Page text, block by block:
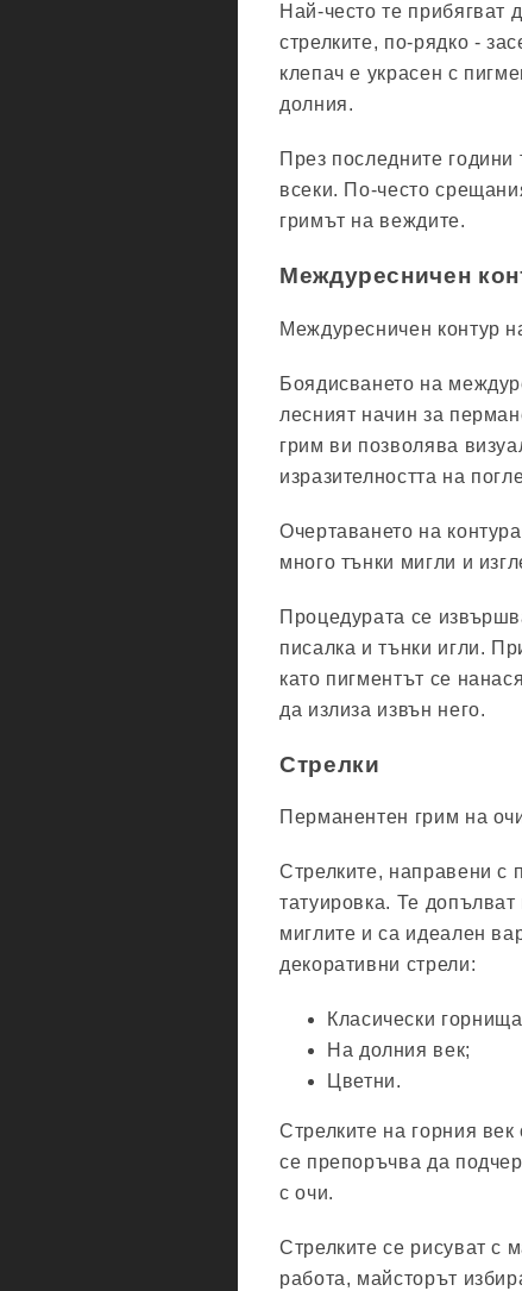
Най-често те прибягват
стрелките, по-рядко -
клепач е украсен с
долния.
През последните години
всеки. По-често
гримът на веждите.
Междуресничен
Междуресничен контур
Боядисването на
лесният начин за
грим ви позволява
изразителността на
Очертаването на
много тънки мигли и
Процедурата се
писалка и тънки игли.
като пигментът се
да излиза извън него.
Стрелки
Перманентен грим на
Стрелките, направени с
татуировка. Те
миглите и са идеален
декоративни стрели:
Класически
На долния век;
Цветни.
Стрелките на горния
се препоръчва да
с очи.
Стрелките се рисуват с
работа, майсторът